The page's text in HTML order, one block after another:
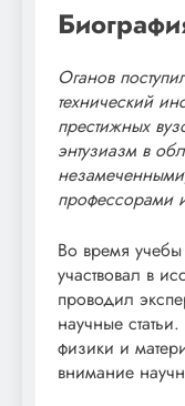
Оганов
технический
престижных
энтузиазм в
Во время
участвовал в
проводил
научные
физики и
внимание